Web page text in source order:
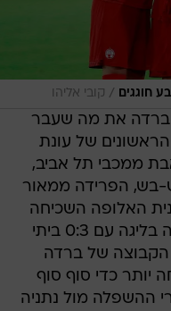
חוגגים / קובי אליהו
ברדה את מה שעבר
של עונת
ממכבי תל אביב,
בש, הפרידה ממאור
האלופה השכיחה
את כל הצרות ופתחה את דרכה בליגה עם 0:3 ביתי
של ברדה
יותר כדי סוף סוף
ההשפלה מול נתניה